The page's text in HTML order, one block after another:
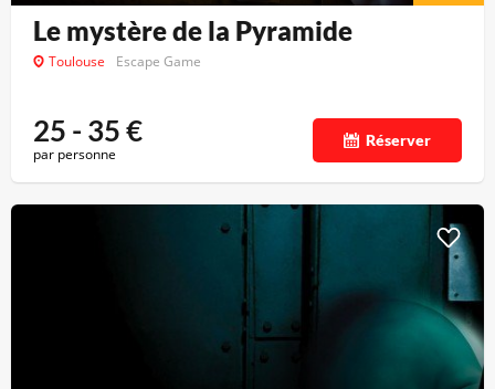
Le mystère de la Pyramide
Toulouse Escape Game
25 - 35€
par personne
Réserver